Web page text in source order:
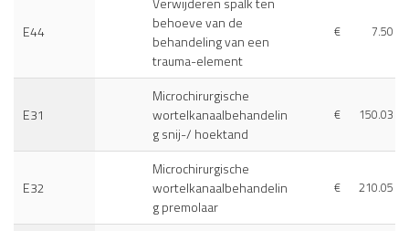
E44
behoeve van de
behandeling van een
trauma-element
€ 7.50
E31
Microchirurgische
wortelkanaalbehandelin
g snij-/ hoektand
€ 150.03
E32
Microchirurgische
wortelkanaalbehandelin
g premolaar
€ 210.05